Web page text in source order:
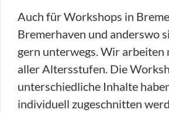
Auch für Workshops in
Bremerhaven und anderswo
gern unterwegs. Wir arbeiten
aller Altersstufen. Die
unterschiedliche Inhalte
individuell zugeschnitten